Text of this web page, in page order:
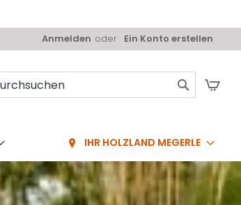
Anmelden Ein Konto erstellen
IHR HOLZLAND MEGERLE